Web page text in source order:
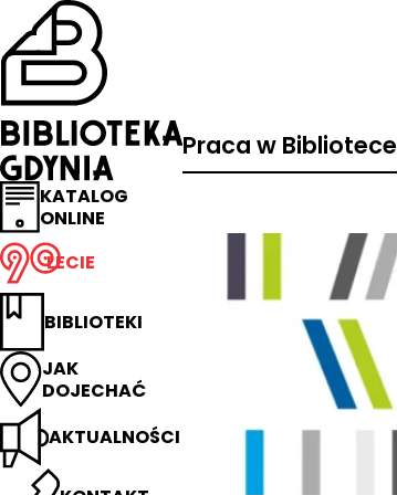
Przejdź
na
stronę
główną
Biblioteka
Gdynia
KATALOG
ONLINE
LECIE
BIBLIOTEKI
JAK
DOJECHAĆ
AKTUALNOŚCI
Praca w Bibliotece